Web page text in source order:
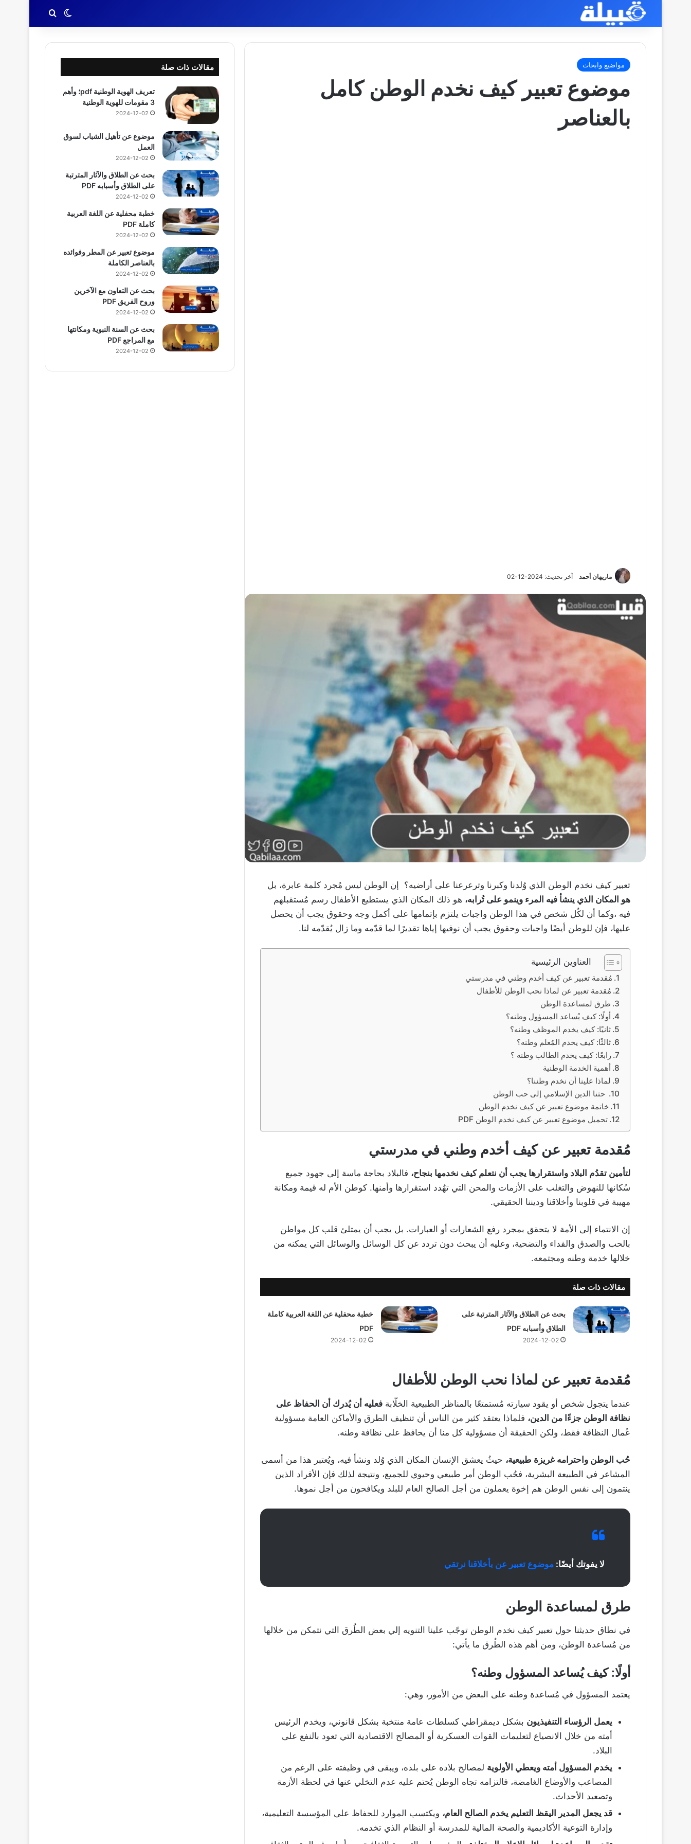
الوضع المظلم
بحث عن
مواضيع وابحاث
موضوع تعبير كيف نخدم الوطن كامل
بالعناصر
ماريهان أحمد آخر تحديث: 2024-12-02
تعبير كيف نخدم الوطن الذي وُلدنا وكبرنا وترعرعنا على أراضيه؟ إن الوطن ليس مُجرد كلمة عابرة، بل
هو المكان الذي ينشأ فيه المرء وينمو على تُرابه، هو ذلك المكان الذي يستطيع الأطفال رسم مُستقبلهم
فيه ،وكما أن لكُل شخص في هذا الوطن واجبات يلتزم بإتمامها على أكمل وجه وحقوق يجب أن يحصل
عليها، فإن للوطن أيضًا واجبات وحقوق يجب أن نوفيها إياها تقديرًا لما قدّمه وما زال يُقدّمه لنا.
العناوين الرئيسية
مُقدمة تعبير عن كيف أخدم وطني في مدرستي
مُقدمة تعبير عن لماذا نحب الوطن للأطفال
طرق لمساعدة الوطن
أولًا: كيف يُساعد المسؤول وطنه؟
ثانيًا: كيف يخدم الموظف وطنه؟
ثالثًا: كيف يخدم المُعلم وطنه؟
رابعًا: كيف يخدم الطالب وطنه ؟
أهمية الخدمة الوطنية
لماذا علينا أن نخدم وطننا؟
حثنا الدين الإسلامي إلى حب الوطن
خاتمة موضوع تعبير عن كيف نخدم الوطن
تحميل موضوع تعبير عن كيف نخدم الوطن PDF
مُقدمة تعبير عن كيف أخدم وطني في مدرستي
لتأمين تقدُم البلاد واستقرارها يجب أن نتعلم كيف نخدمها بنجاح، فالبلاد بحاجة ماسة إلى جهود جميع
سُكانها للنهوض والتغلب على الأزمات والمحن التي تهُدد استقرارها وأمنها. كوطن الأم له قيمة ومكانة
مهيبة في قلوبنا وأخلاقنا وديننا الحقيقي.
إن الانتماء إلى الأمة لا يتحقق بمجرد رفع الشعارات أو العبارات. بل يجب أن يمتلئ قلب كل مواطن
بالحب والصدق والفداء والتضحية، وعليه أن يبحث دون تردد عن كل الوسائل والوسائل التي يمكنه من
خلالها خدمة وطنه ومجتمعه.
مقالات ذات صلة
بحث عن الطلاق والآثار المترتبة على
الطلاق وأسبابه PDF
2024-12-02
خطبة محفلية عن اللغة العربية كاملة
PDF
2024-12-02
مُقدمة تعبير عن لماذا نحب الوطن للأطفال
عندما يتجول شخص أو يقود سيارته مُستمتعًا بالمناظر الطبيعية الخلّابة فعليه أن يُدرك أن الحفاظ على
نظافة الوطن جزءًا من الدين، فلماذا يعتقد كثير من الناس أن تنظيف الطرق والأماكن العامة مسؤولية
عُمال النظافة فقط، ولكن الحقيقة أن مسؤولية كل منا أن يحافظ على نظافة وطنه.
حُب الوطن واحترامه غريزة طبيعية، حيثُ يعشق الإنسان المكان الذي وُلد ونشأ فيه، ويُعتبر هذا من أسمى
المشاعر في الطبيعة البشرية، فحُب الوطن أمر طبيعي وحيوي للجميع، ونتيجة لذلك فإن الأفراد الذين
ينتمون إلى نفس الوطن هم إخوة يعملون من أجل الصالح العام للبلد ويكافحون من أجل نموها.
لا يفوتك أيضًا: موضوع تعبير عن بأخلاقنا نرتقي
طرق لمساعدة الوطن
في نطاق حديثنا حول تعبير كيف نخدم الوطن توجّب علينا التنويه إلي بعض الطُرق التي نتمكن من خلالها
من مُساعدة الوطن، ومن أهم هذه الطُرق ما يأتي:
أولًا: كيف يُساعد المسؤول وطنه؟
يعتمد المسؤول في مُساعدة وطنه على البعض من الأمور، وهي:
يعمل الرؤساء التنفيذيون بشكل ديمقراطي كسلطات عامة منتخبة بشكل قانوني، ويخدم الرئيس
أمته من خلال الانصياع لتعليمات القوات العسكرية أو المصالح الاقتصادية التي تعود بالنفع على
البلاد.
يخدم المسؤول أمته ويعطي الأولوية لمصالح بلاده على بلده، ويبقى في وظيفته على الرغم من
المصاعب والأوضاع الغامضة، فالتزامه تجاه الوطن يُحتم عليه عدم التخلي عنها في لحظة الأزمة
وتصعيد الأحداث.
قد يجعل المدير اليقظ التعليم يخدم الصالح العام، ويكتسب الموارد للحفاظ على المؤسسة التعليمية،
وإدارة التوعية الأكاديمية والصحة المالية للمدرسة أو النظام الذي تخدمه.
مقالات ذات صلة
تعريف الهوية الوطنية pdf؛ وأهم
3 مقومات للهوية الوطنية
2024-12-02
موضوع عن تأهيل الشباب لسوق
العمل
2024-12-02
بحث عن الطلاق والآثار المترتبة
على الطلاق وأسبابه PDF
2024-12-02
خطبة محفلية عن اللغة العربية
كاملة PDF
2024-12-02
موضوع تعبير عن المطر وفوائده
بالعناصر الكاملة
2024-12-02
بحث عن التعاون مع الآخرين
وروح الفريق PDF
2024-12-02
بحث عن السنة النبوية ومكانتها
مع المراجع PDF
2024-12-02